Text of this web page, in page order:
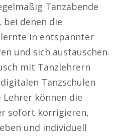
Tanzabende
bei denen die
in entspannter
und sich austauschen.
mit Tanzlehrern
Tanzschulen
Lehrer können die
sofort korrigieren,
und individuell